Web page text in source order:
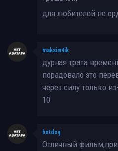
для любителей не
maksim4ik
дурная трата
порадовало это
через силу только
10
hotdog
Отличный